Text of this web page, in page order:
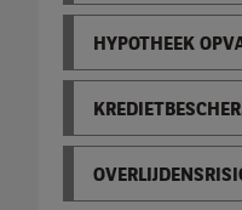
HYPOTHEEK